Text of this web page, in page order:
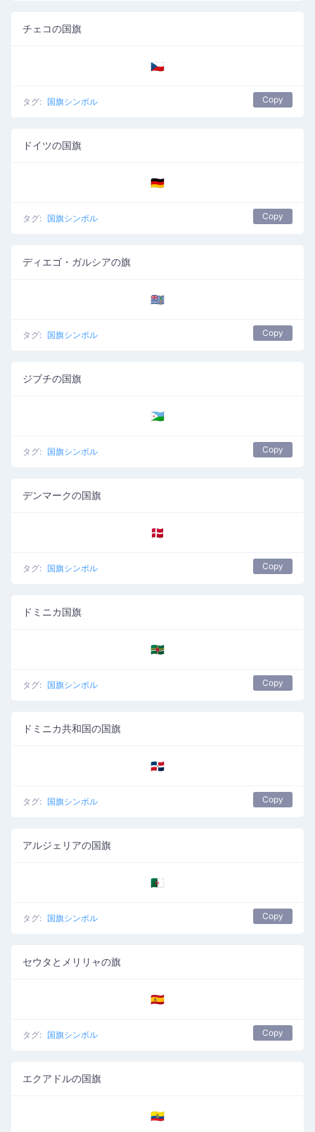
チェコの国旗
🇨🇿
タグ: 国旗シンボル Copy
ドイツの国旗
🇩🇪
タグ: 国旗シンボル Copy
ディエゴ・ガルシアの旗
🇩🇬
タグ: 国旗シンボル Copy
ジブチの国旗
🇩🇯
タグ: 国旗シンボル Copy
デンマークの国旗
🇩🇰
タグ: 国旗シンボル Copy
ドミニカ国旗
🇩🇲
タグ: 国旗シンボル Copy
ドミニカ共和国の国旗
🇩🇴
タグ: 国旗シンボル Copy
アルジェリアの国旗
🇩🇿
タグ: 国旗シンボル Copy
セウタとメリリャの旗
🇪🇦
タグ: 国旗シンボル Copy
エクアドルの国旗
🇪🇨